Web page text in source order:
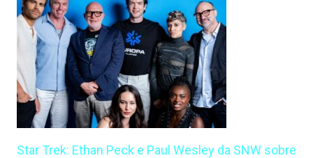
Star Trek: Ethan Peck e Paul Wesley da SNW sobre